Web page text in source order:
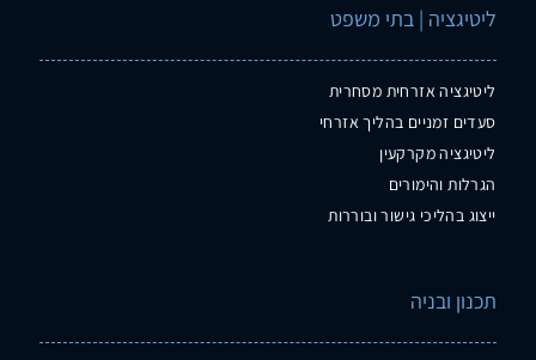
ליטיגציה | בתי משפט
ליטיגציה אזרחית מסחרית
סעדים זמניים בהליך אזרחי
ליטיגציה מקרקעין
הגרלות והימורים
ייצוג בהליכי גישור ובוררות
תכנון ובניה